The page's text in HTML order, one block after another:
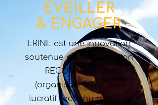
ÉVEILLER
& ENGAGER
ERINE est une innovation
soutenue par l'association
RECONNECTION
(organisme à but non
lucratif reconnu d'intérêt